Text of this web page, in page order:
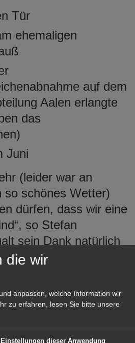
Tür
ehemaligen
auf dem
Aalen erlangte
das
Juni
(leider war an
so schönes Wetter)
dürfen, dass wir eine
so Stefan
sein Dank natürlich
Ausblick wurde
als "Jahr der
Der
zum 31.12.2005
werden:
die wir
anpassen, welche Information wir
zu erfahren, lesen Sie bitte unsere
dieser Anwendung